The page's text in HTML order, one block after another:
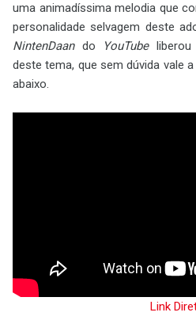
uma animadíssima melodia que
personalidade selvagem deste
NintenDaando YouTubeliberou
deste tema, que sem dúvida vale
abaixo.
Link